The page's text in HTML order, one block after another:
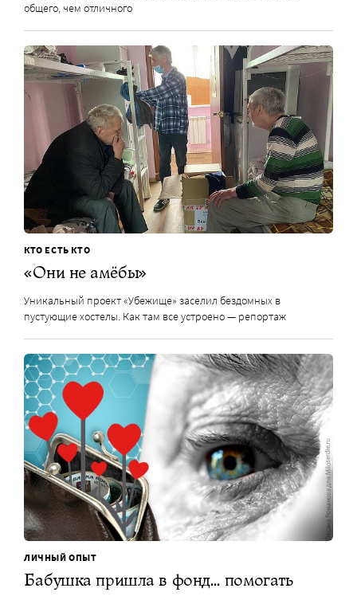
общего, чем отличного
КТО ЕСТЬ КТО
«Они не амёбы»
Уникальный проект «Убежище» заселил бездомных в
пустующие хостелы. Как там все устроено — репортаж
ЛИЧНЫЙ ОПЫТ
Бабушка пришла в фонд… помогать